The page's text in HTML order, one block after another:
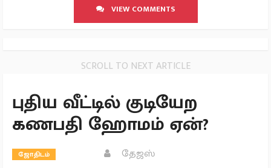
VIEW COMMENTS
SCROLL TO NEXT ARTICLE
புதிய வீட்டில் குடியேற
கணபதி ஹோமம் ஏன்?
ஜோதிடம்
தேஜஸ்